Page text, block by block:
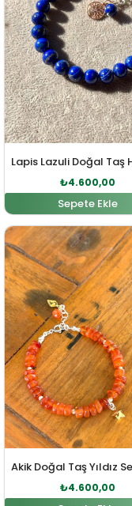
₺4.600,00
Sepete Ekle
Orijinal fiyat:
₺4.600,00
Şu